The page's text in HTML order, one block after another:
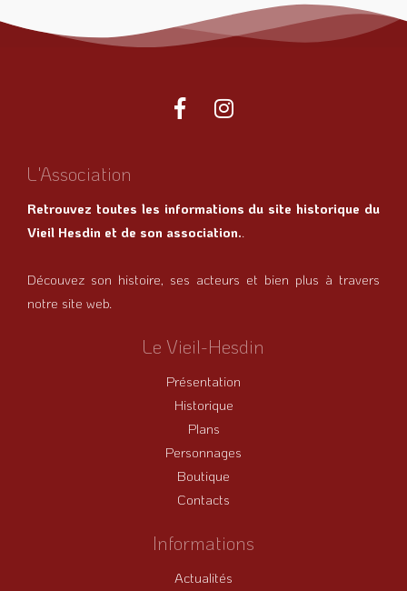
L'Association
Retrouvez toutes les informations du site historique du
Vieil Hesdin et de son association..
Découvez son histoire, ses acteurs et bien plus à travers
notre site web.
Le Vieil-Hesdin
Présentation
Historique
Plans
Personnages
Boutique
Contacts
Informations
Actualités